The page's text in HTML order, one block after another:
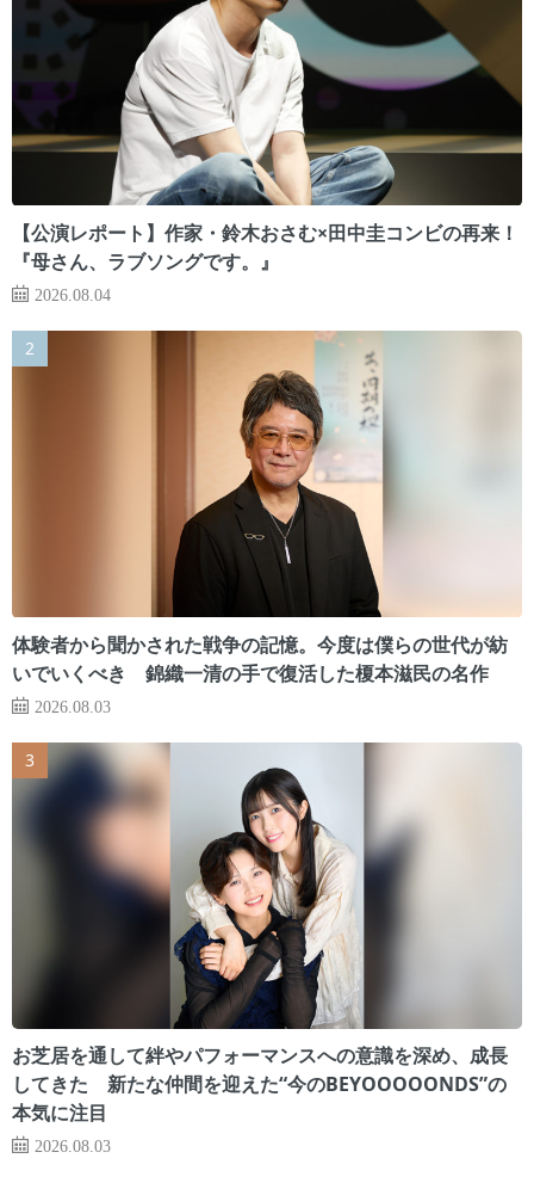
【公演レポート】作家・鈴木おさむ×田中圭コンビの再来！
『母さん、ラブソングです。』
2026.08.04
体験者から聞かされた戦争の記憶。今度は僕らの世代が紡
いでいくべき 錦織一清の手で復活した榎本滋民の名作
2026.08.03
お芝居を通して絆やパフォーマンスへの意識を深め、成長
してきた 新たな仲間を迎えた“今のBEYOOOOONDS”の
本気に注目
2026.08.03